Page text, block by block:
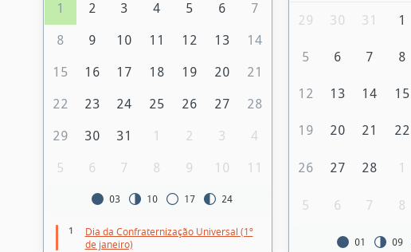
1
2 3 4 5 6 7
8 9 10 11 12 13 14
15 16 17 18 19 20 21
22 23 24 25 26 27 28
29 30 31 1 2 3 4
5 6 7 8 9 10 11
03 10 17 24
1
Dia da Confraternização Universal (1º
de janeiro)
29 30 31 1
5 6 7 8
12 13 14 15
19 20 21 22
26 27 28 1
5 6 7 8
01 09